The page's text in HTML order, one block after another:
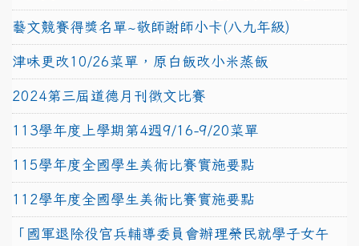
藝文競賽得獎名單~敬師謝師小卡(八九年級)
津味更改10/26菜單，原白飯改小米蒸飯
2024第三屆道德月刊徵文比賽
113學年度上學期第4週9/16-9/20菜單
115學年度全國學生美術比賽實施要點
112學年度全國學生美術比賽實施要點
「國軍退除役官兵輔導委員會辦理榮民就學子女午